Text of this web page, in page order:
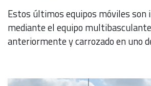
Estos últimos equipos móviles son
mediante el equipo
anteriormente y carrozado en uno